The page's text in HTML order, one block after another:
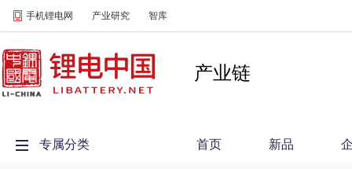
手机锂电网 产业研究 智库
产业链
专属分类 首页 新品